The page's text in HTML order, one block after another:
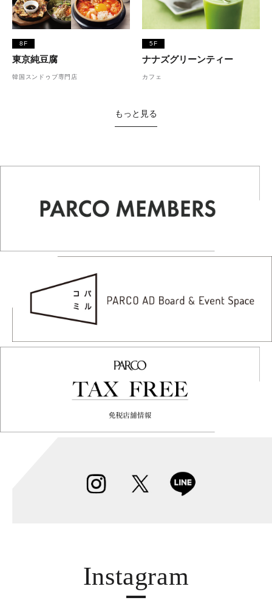
8F
東京純豆腐
韓国スンドゥブ専門店
5F
ナナズグリーンティー
カフェ
もっと見る
Instagram